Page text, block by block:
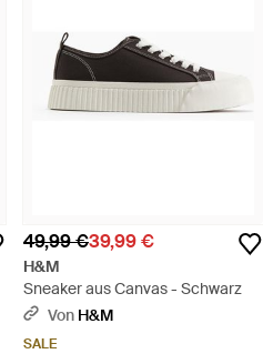
49,99 €39,99 €
H&M
Sneaker aus Canvas - Schwarz
Von H&M
SALE